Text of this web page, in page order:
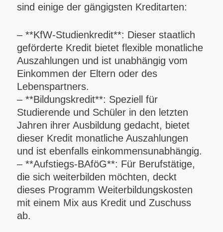
sind einige der gängigsten Kreditarten:
– **KfW-Studienkredit**: Dieser staatlich
geförderte Kredit bietet flexible monatliche
Auszahlungen und ist unabhängig vom
Einkommen der Eltern oder des
Lebenspartners.
– **Bildungskredit**: Speziell für
Studierende und Schüler in den letzten
Jahren ihrer Ausbildung gedacht, bietet
dieser Kredit monatliche Auszahlungen
und ist ebenfalls einkommensunabhängig.
– **Aufstiegs-BAföG**: Für Berufstätige,
die sich weiterbilden möchten, deckt
dieses Programm Weiterbildungskosten
mit einem Mix aus Kredit und Zuschuss
ab.